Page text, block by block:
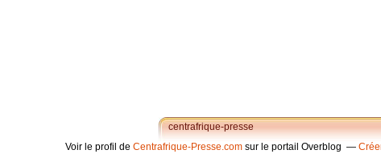
centrafrique-presse
Voir le profil de Centrafrique-Presse.com sur le portail Overblog